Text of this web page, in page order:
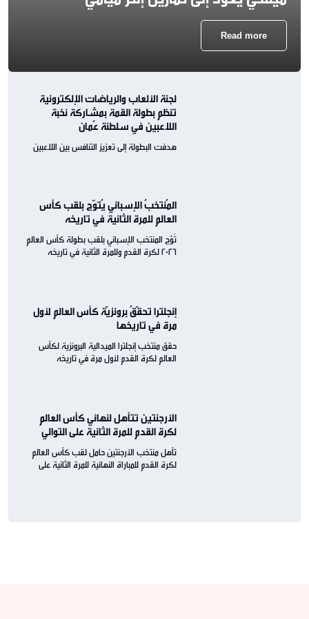
Read more
لجنة الألعاب والرياضات الإلكترونية
تنظم بطولة القمة بمشاركة نخبة
اللاعبين في سلطنة عُمان
هدفت البطولة إلى تعزيز التنافس بين اللاعبين
المُنتخبُ الإسباني يُتوّج بلقب كأس
العالم للمرة الثانية في تاريخه
تُوّج المنتخب الإسباني بلقب بطولة كأس العالم
2026 لكرة القدم وللمرة الثانية في تاريخه
إنجلترا تحقّقُ برونزيّة كأس العالم لأول
مرة في تاريخها
حقق منتخب إنجلترا الميدالية البرونزية لكأس
العالم لكرة القدم لأول مرة في تاريخه
الأرجنتين تتأهل لنهائي كأس العالم
لكرة القدم للمرة الثانية على التوالي
تأهل منتخب الأرجنتين حامل لقب كأس العالم
لكرة القدم للمباراة النهائية للمرة الثانية على